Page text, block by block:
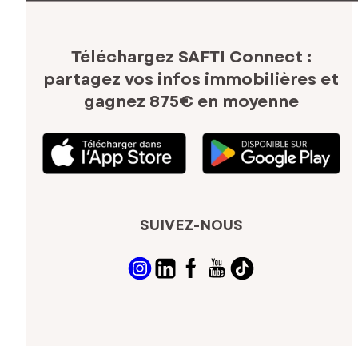
Téléchargez SAFTI Connect :
partagez vos infos immobilières et
gagnez 875€ en moyenne
SUIVEZ-NOUS